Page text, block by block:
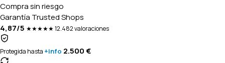
Compra sin riesgo
Garantía Trusted Shops
4,87/5 ★★★★★12.482 valoraciones
Protegida hasta +info 2.500 €